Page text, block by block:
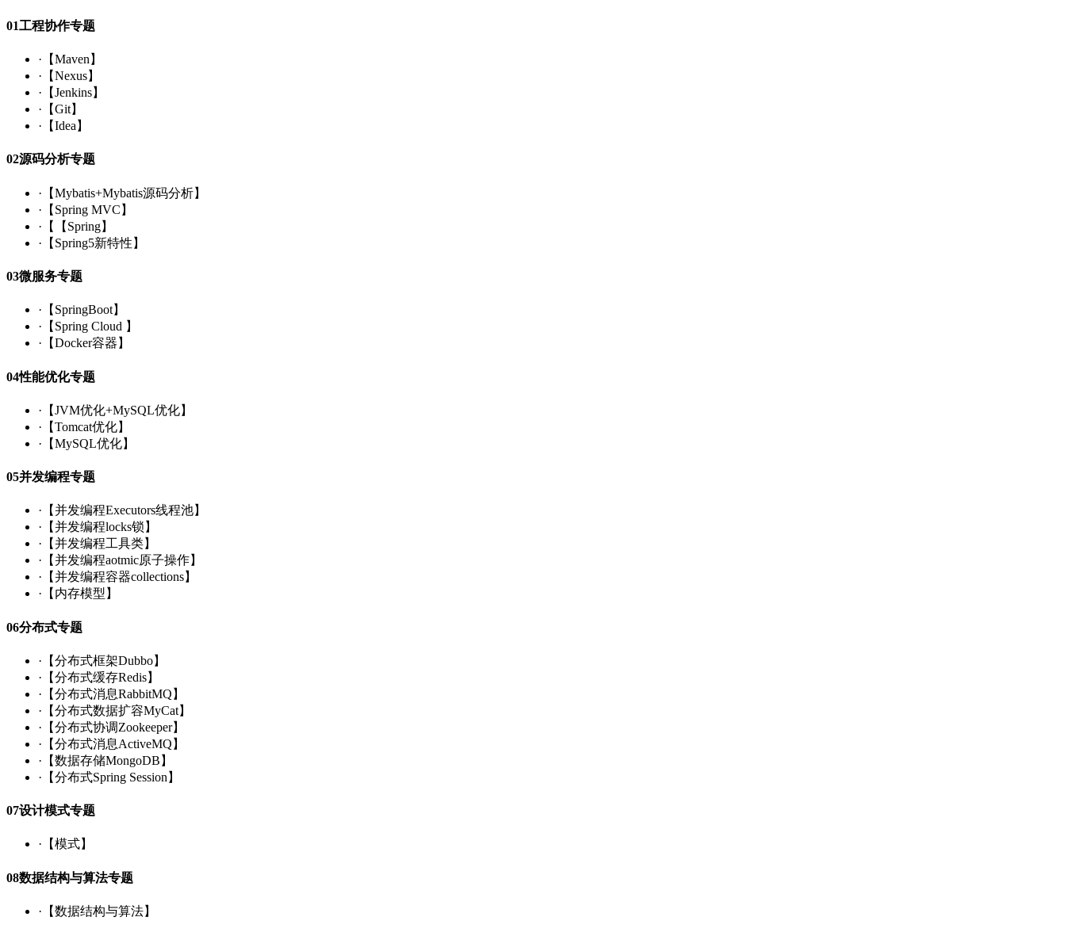
01工程协作专题
· 【Maven】
· 【Nexus】
· 【Jenkins】
· 【Git】
· 【Idea】
02源码分析专题
· 【Mybatis+Mybatis源码分析】
· 【Spring MVC】
· 【【Spring】
· 【Spring5新特性】
03微服务专题
· 【SpringBoot】
· 【Spring Cloud 】
· 【Docker容器】
04性能优化专题
· 【JVM优化+MySQL优化】
· 【Tomcat优化】
· 【MySQL优化】
05并发编程专题
· 【并发编程Executors线程池】
· 【并发编程locks锁】
· 【并发编程工具类】
· 【并发编程aotmic原子操作】
· 【并发编程容器collections】
· 【内存模型】
06分布式专题
· 【分布式框架Dubbo】
· 【分布式缓存Redis】
· 【分布式消息RabbitMQ】
· 【分布式数据扩容MyCat】
· 【分布式协调Zookeeper】
· 【分布式消息ActiveMQ】
· 【数据存储MongoDB】
· 【分布式Spring Session】
07设计模式专题
· 【模式】
08数据结构与算法专题
· 【数据结构与算法】